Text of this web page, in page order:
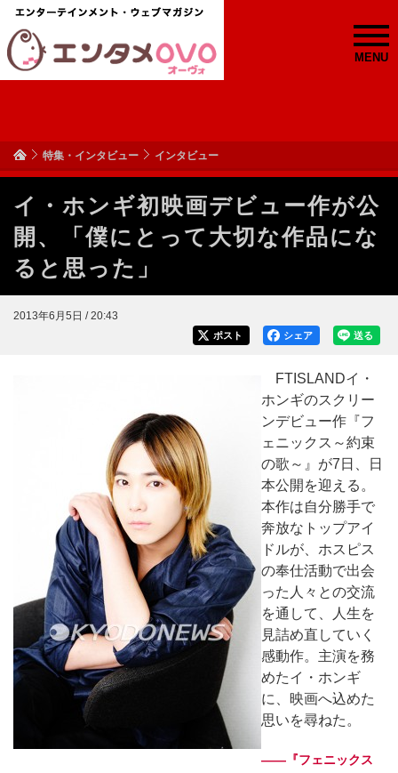
MENU
特集・インタビュー インタビュー
イ・ホンギ初映画デビュー作が公
開、「僕にとって大切な作品にな
ると思った」
2013年6月5日 / 20:43
送る
シェア
ポスト
FTISLANDイ・
ホンギのスクリー
ンデビュー作『フ
ェニックス～約束
の歌～』が7日、日
本公開を迎える。
本作は自分勝手で
奔放なトップアイ
ドルが、ホスピス
の奉仕活動で出会
った人々との交流
を通して、人生を
見詰め直していく
感動作。主演を務
めたイ・ホンギ
に、映画へ込めた
思いを尋ねた。
――『フェニックス